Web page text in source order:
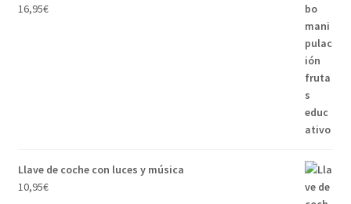
16,95€
Llave de coche con luces y música
10,95€